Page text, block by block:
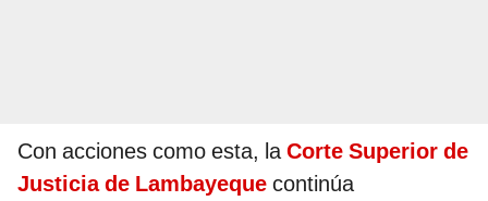
Con acciones como esta, laCorte Superior de
Justicia de Lambayeque continúa